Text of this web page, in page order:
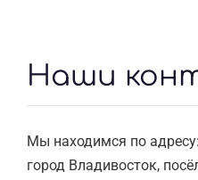
Наши
Мы находимся по адресу:
город Владивосток,